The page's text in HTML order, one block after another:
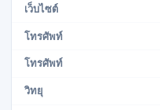
เว็บไซต์
โทรศัพท์
โทรศัพท์
วิทยุ